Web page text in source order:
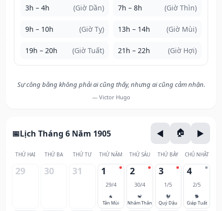
3h – 4h (Giờ Dần) 7h – 8h (Giờ Thìn)
9h – 10h (Giờ Tỵ) 13h – 14h (Giờ Mùi)
19h – 20h (Giờ Tuất) 21h – 22h (Giờ Hợi)
Sự công bằng không phải ai cũng thấy, nhưng ai cũng cảm nhận.
— Victor Hugo
Lịch Tháng 6 Năm 1905
THỨ HAI THỨ BA THỨ TƯ THỨ NĂM THỨ SÁU THỨ BẢY CHỦ NHẬT
29 30 31 1
29/4
🐐
Tân Mùi
2
30/4
🐒
Nhâm Thân
3
1/5
🐓
Quý Dậu
4
2/5
🐕
Giáp Tuất